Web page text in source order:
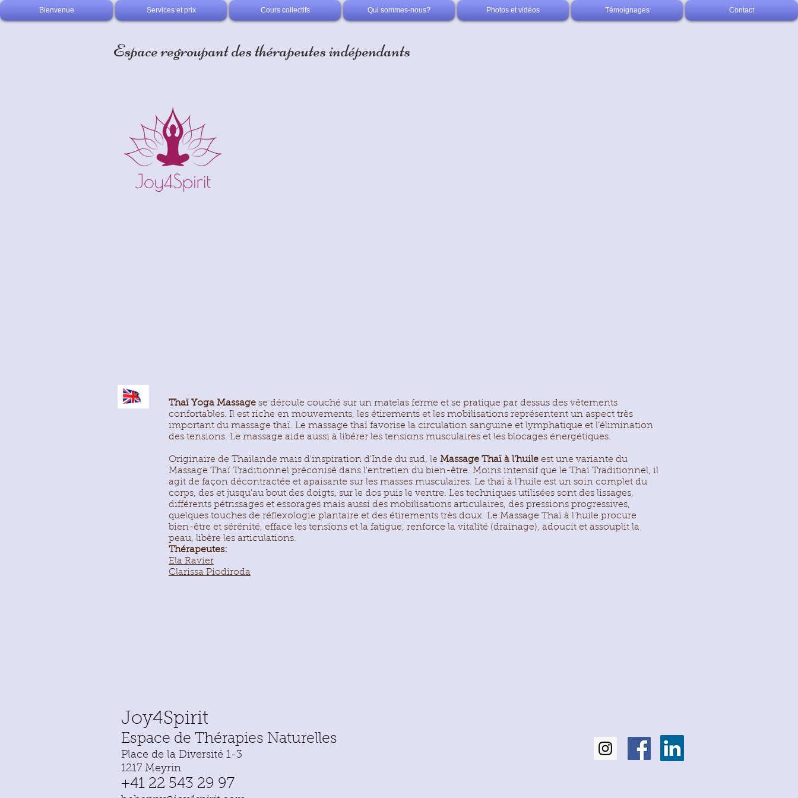
Bienvenue Services et prix Cours collectifs Qui sommes-nous? Photos et vidéos Témoignages Contact
Espace regroupant desthérapeutes indépendants
Thaï Yoga Massage se déroule couché sur un matelas ferme et se pratique par dessus des vêtements
confortables. Il est riche en mouvements, les étirements et les mobilisations représentent un aspect très
important du massage thaï. Le massage thaï favorise la circulation sanguine et lymphatique et l’élimination
des tensions. Le massage aide aussi à libérer les tensions musculaires et les blocages énergétiques.
Originaire de Thaïlande mais d'inspiration d'Inde du sud, le Massage Thaï à l'huile est une variante du
Massage Thaï Traditionnel préconisé dans l'entretien du bien-être. Moins intensif que le Thaï Traditionnel, il
agit de façon décontractée et apaisante sur les masses musculaires. Le thaï à l'huile est un soin complet du
corps, des et jusqu'au bout des doigts, sur le dos puis le ventre. Les techniques utilisées sont des lissages,
différents pétrissages et essorages mais aussi des mobilisations articulaires, des pressions progressives,
quelques touches de réflexologie plantaire et des étirements très doux. Le Massage Thaï à l'huile procure
bien-être et sérénité, efface les tensions et la fatigue, renforce la vitalité (drainage), adoucit et assouplit la
peau, libère les articulations.
Thérapeutes:
Ela Ravier
Clarissa Piodiroda
Joy4Spirit
Espace de Thérapies Naturelles
Place de la Diversité 1-3
1217 Meyrin
+41 22 543 29 97